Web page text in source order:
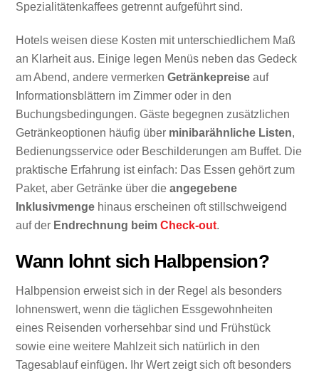
Spezialitätenkaffees getrennt aufgeführt sind.
Hotels weisen diese Kosten mit unterschiedlichem Maß
an Klarheit aus. Einige legen Menüs neben das Gedeck
am Abend, andere vermerkenGetränkepreise auf
Informationsblättern im Zimmer oder in den
Buchungsbedingungen. Gäste begegnen zusätzlichen
Getränkeoptionen häufig über minibarähnliche Listen,
Bedienungsservice oder Beschilderungen am Buffet. Die
praktische Erfahrung ist einfach: Das Essen gehört zum
Paket, aber Getränke über dieangegebene
Inklusivmenge hinaus erscheinen oft stillschweigend
auf der Endrechnung beimCheck-out.
Wann lohnt sich Halbpension?
Halbpension erweist sich in der Regel als besonders
lohnenswert, wenn die täglichen Essgewohnheiten
eines Reisenden vorhersehbar sind und Frühstück
sowie eine weitere Mahlzeit sich natürlich in den
Tagesablauf einfügen. Ihr Wert zeigt sich oft besonders